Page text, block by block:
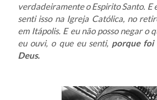
verdadeiramente o Espirito Santo. E
senti isso na Igreja Católica, no
em Itápolis. E eu não posso negar o
eu ouvi, o que eu senti, porque
Deus.